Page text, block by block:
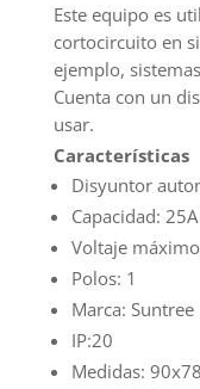
250v
DC
25A
cantidad
Este equipo es
cortocircuito en
ejemplo,
Cuenta con un
usar.
Características
Disyuntor
Capacidad: 25A
Voltaje
Polos: 1
Marca: Suntree
IP:20
Medidas: